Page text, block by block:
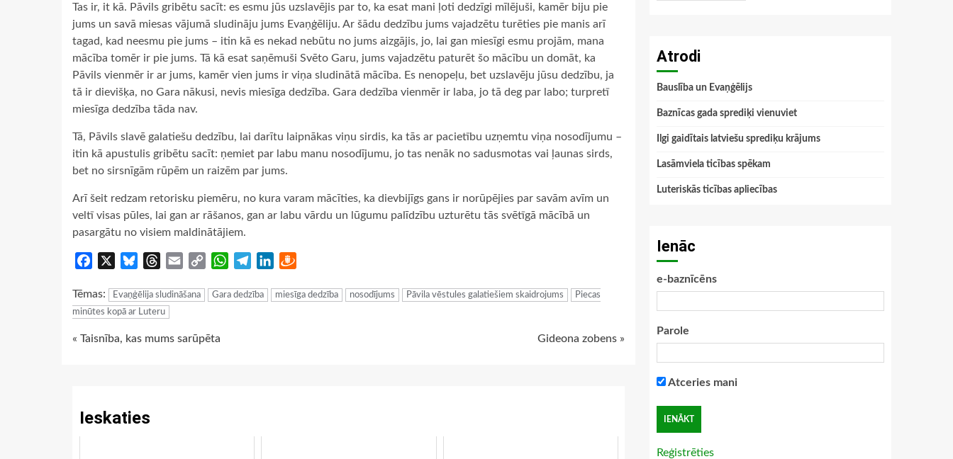
Tas ir, it kā. Pāvils gribētu sacīt: es esmu jūs uzslavējis par to, ka esat mani ļoti dedzīgi mīlējuši, kamēr biju pie
jums un savā miesas vājumā sludināju jums Evaņģēliju. Ar šādu dedzību jums vajadzētu turēties pie manis arī
tagad, kad neesmu pie jums – itin kā es nekad nebūtu no jums aizgājis, jo, lai gan miesīgi esmu projām, mana
mācība tomēr ir pie jums. Tā kā esat saņēmuši Svēto Garu, jums vajadzētu paturēt šo mācību un domāt, ka
Pāvils vienmēr ir ar jums, kamēr vien jums ir viņa sludinātā mācība. Es nenopeļu, bet uzslavēju jūsu dedzību, ja
tā ir dievišķa, no Gara nākusi, nevis miesīga dedzība. Gara dedzība vienmēr ir laba, jo tā deg par labo; turpretī
miesīga dedzība tāda nav.
Tā, Pāvils slavē galatiešu dedzību, lai darītu laipnākas viņu sirdis, ka tās ar pacietību uzņemtu viņa nosodījumu –
itin kā apustulis gribētu sacīt: ņemiet par labu manu nosodījumu, jo tas nenāk no sadusmotas vai ļaunas sirds,
bet no sirsnīgām rūpēm un raizēm par jums.
Arī šeit redzam retorisku piemēru, no kura varam mācīties, ka dievbijīgs gans ir norūpējies par savām avīm un
veltī visas pūles, lai gan ar rāšanos, gan ar labu vārdu un lūgumu palīdzību uzturētu tās svētīgā mācībā un
pasargātu no visiem maldinātājiem.
Facebook BlueskyThreads
Email
Copy
WhatsApp
TelegramLinkedIn
Tēmas: Evaņģēlija sludināšana Gara dedzība miesīga dedzība nosodījums Pāvila vēstules galatiešiem skaidrojums
Piecas
minūtes kopā ar Luteru
Continue
« Taisnība, kas mums sarūpēta Gideona zobens »
Ieskaties
Atrodi
Bauslība un Evaņģēlijs
Baznīcas gada sprediķi vienuviet
Ilgi gaidītais latviešu sprediķu krājums
Lasāmviela ticības spēkam
Luteriskās ticības apliecības
Ienāc
e-baznīcēns
Parole
Atceries mani
Reģistrēties